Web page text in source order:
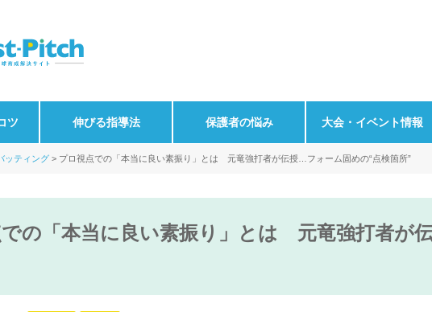
ツ 伸びる指導法 保護者の悩み 大会・イベント情報
ッティング プロ視点での「本当に良い素振り」とは 元竜強打者が伝授…フォーム固めの“点検箇所”
の「本当に良い素振り」とは 元竜強打者が